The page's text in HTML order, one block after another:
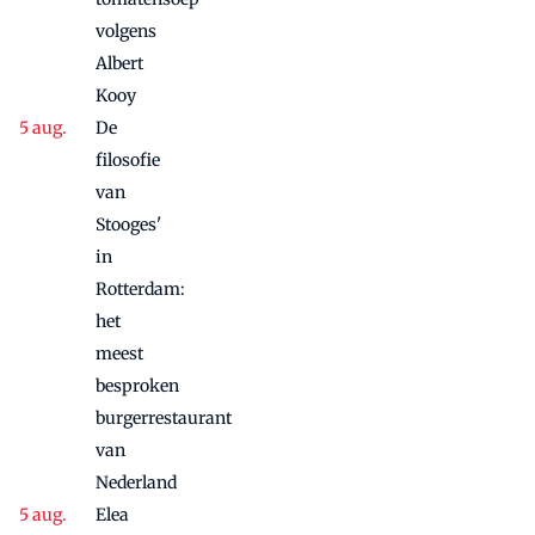
volgens
Albert
Kooy
De
filosofie
van
Stooges'
in
Rotterdam:
het
meest
besproken
burgerrestaurant
van
Nederland
Elea